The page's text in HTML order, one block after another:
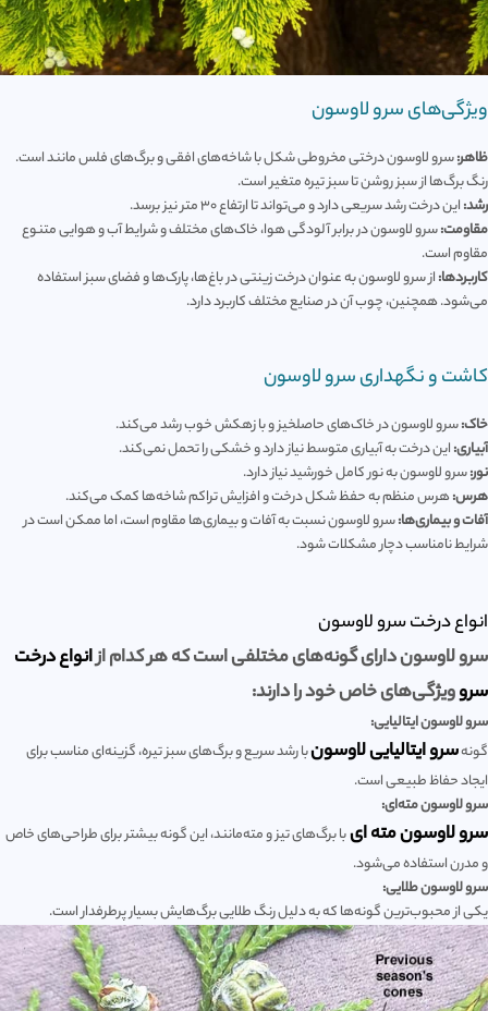
ویژگی‌های سرو لاوسون
ظاهر:سرو لاوسون درختی مخروطی شکل با شاخه‌های افقی و برگ‌های فلس مانند است.
رنگ برگ‌ها از سبز روشن تا سبز تیره متغیر است.
رشد:این درخت رشد سریعی دارد و می‌تواند تا ارتفاع ۳۰ متر نیز برسد.
مقاومت:سرو لاوسون در برابر آلودگی هوا، خاک‌های مختلف و شرایط آب و هوایی متنوع
مقاوم است.
کاربردها:از سرو لاوسون به عنوان درخت زینتی در باغ‌ها، پارک‌ها و فضای سبز استفاده
می‌شود. همچنین، چوب آن در صنایع مختلف کاربرد دارد.
کاشت و نگهداری سرو لاوسون
خاک:سرو لاوسون در خاک‌های حاصلخیز و با زهکش خوب رشد می‌کند.
آبیاری:این درخت به آبیاری متوسط نیاز دارد و خشکی را تحمل نمی‌کند.
نور:سرو لاوسون به نور کامل خورشید نیاز دارد.
هرس:هرس منظم به حفظ شکل درخت و افزایش تراکم شاخه‌ها کمک می‌کند.
آفات و بیماری‌ها:سرو لاوسون نسبت به آفات و بیماری‌ها مقاوم است، اما ممکن است در
شرایط نامناسب دچار مشکلات شود.
انواع درخت سرو لاوسون
سرو لاوسوندارای گونه‌های مختلفی است که هر کدام ازانواع درخت
سروویژگی‌های خاص خود را دارند:
سرو لاوسون ایتالیایی:
گونهسرو ایتالیایی لاوسونبا رشد سریع و برگ‌های سبز تیره، گزینه‌ای مناسب برای
ایجاد حفاظ طبیعی است.
سرو لاوسون مته‌ای:
سرو لاوسون مته ایبا برگ‌های تیز و مته‌مانند، این گونه بیشتر برای طراحی‌های خاص
و مدرن استفاده می‌شود.
سرو لاوسون طلایی:
یکی از محبوب‌ترین گونه‌ها که به دلیل رنگ طلایی برگ‌هایش بسیار پرطرفدار است.